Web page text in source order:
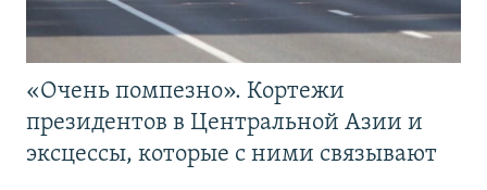
«Очень помпезно». Кортежи
президентов в Центральной Азии и
эксцессы, которые с ними связывают